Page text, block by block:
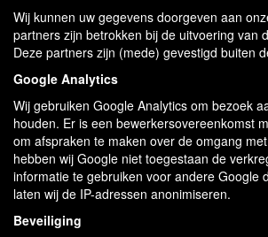
Wij kunnen uw gegevens doorgeven aan
partners zijn betrokken bij de uitvoering van
Deze partners zijn (mede) gevestigd buiten
Google Analytics
Wij gebruiken Google Analytics om bezoek
houden. Er is een bewerkersovereenkomst
om afspraken te maken over de omgang
hebben wij Google niet toegestaan de
informatie te gebruiken voor andere Google
laten wij de IP-adressen anonimiseren.
Beveiliging